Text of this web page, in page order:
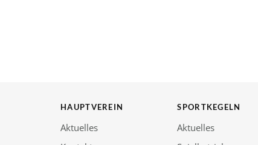
HAUPTVEREIN
Aktuelles
SPORTKEGELN
Aktuelles